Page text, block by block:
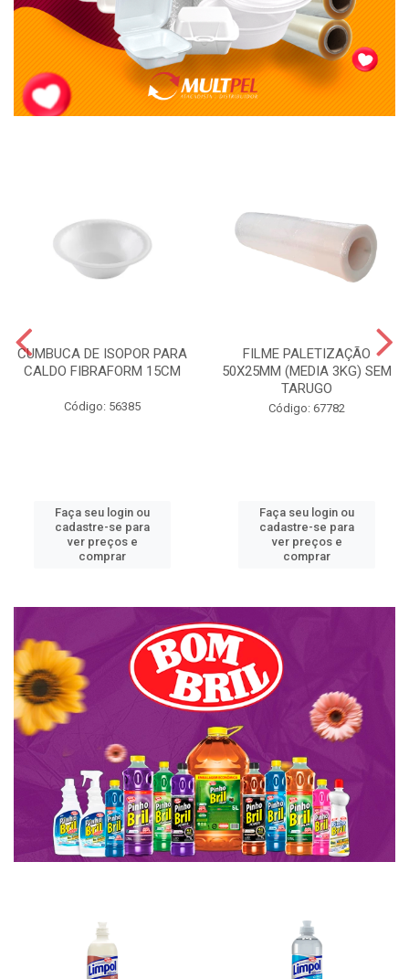
CUMBUCA DE ISOPOR PARA
CALDO FIBRAFORM 15CM
Código: 56385
Faça seu login ou
cadastre-se para
ver preços e
comprar
FILME PALETIZAÇÃO
50X25MM (MEDIA 3KG) SEM
TARUGO
Código: 67782
Faça seu login ou
cadastre-se para
ver preços e
comprar